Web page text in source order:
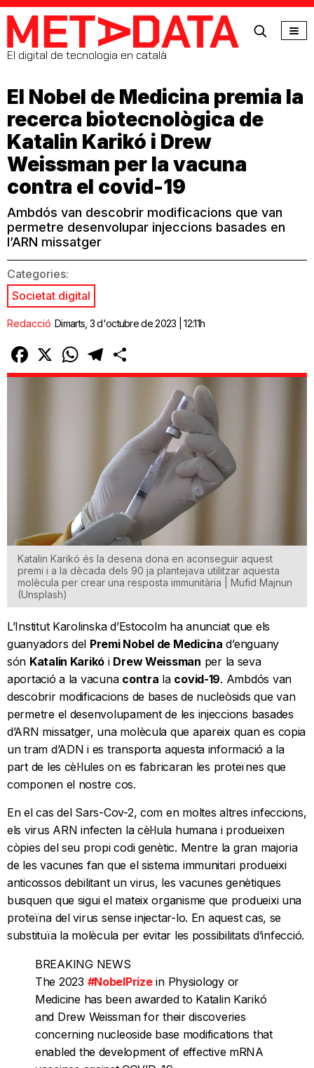
MetaData
El digital de tecnologia en català
El Nobel de Medicina premia la
recerca biotecnològica de
Katalin Karikó i Drew
Weissman per la vacuna
contra el covid-19
Ambdós van descobrir modificacions que van
permetre desenvolupar injeccions basades en
l’ARN missatger
Categories:
Societat digital
Redacció Dimarts, 3 d'octubre de 2023 | 12:11h
Facebook
X WhatsAppTelegram
Katalin Karikó és la desena dona en aconseguir aquest
premi i a la dècada dels 90 ja plantejava utilitzar aquesta
molècula per crear una resposta immunitària | Mufid Majnun
(Unsplash)
L’Institut Karolinska d’Estocolm ha anunciat que els
guanyadors del Premi Nobel de Medicina d’enguany
són Katalin Karikó i Drew Weissman per la seva
aportació a la vacuna contra la covid-19. Ambdós van
descobrir modificacions de bases de nucleòsids que van
permetre el desenvolupament de les injeccions basades
d’ARN missatger, una molècula que apareix quan es copia
un tram d’ADN i es transporta aquesta informació a la
part de les cèl·lules on es fabricaran les proteïnes que
componen el nostre cos.
En el cas del Sars-Cov-2, com en moltes altres infeccions,
els virus ARN infecten la cèl·lula humana i produeixen
còpies del seu propi codi genètic. Mentre la gran majoria
de les vacunes fan que el sistema immunitari produeixi
anticossos debilitant un virus, les vacunes genètiques
busquen que sigui el mateix organisme que produeixi una
proteïna del virus sense injectar-lo. En aquest cas, se
substituïa la molècula per evitar les possibilitats d’infecció.
BREAKING NEWS
The 2023 #NobelPrizein Physiology or
Medicine has been awarded to Katalin Karikó
and Drew Weissman for their discoveries
concerning nucleoside base modifications that
enabled the development of effective mRNA